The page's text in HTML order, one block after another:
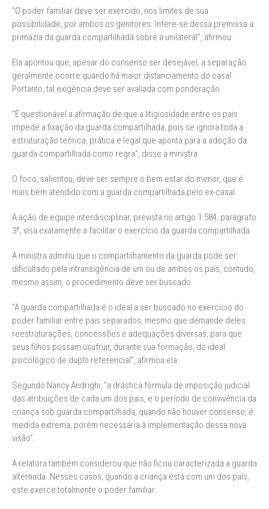
“O poder familiar deve ser exercido, nos limites de sua
possibilidade, por ambos os genitores. Infere-se dessa premissa a
primazia da guarda compartilhada sobre a unilateral”, afirmou.
Ela apontou que, apesar do consenso ser desejável, a separação
geralmente ocorre quando há maior distanciamento do casal.
Portanto, tal exigência deve ser avaliada com ponderação.
“É questionável a afirmação de que a litigiosidade entre os pais
impede a fixação da guarda compartilhada, pois se ignora toda a
estruturação teórica, prática e legal que aponta para a adoção da
guarda compartilhada como regra”, disse a ministra.
O foco, salientou, deve ser sempre o bem estar do menor, que é
mais bem atendido com a guarda compartilhada pelo ex-casal.
A ação de equipe interdisciplinar, prevista no artigo 1.584, parágrafo
3º, visa exatamente a facilitar o exercício da guarda compartilhada.
A ministra admitiu que o compartilhamento da guarda pode ser
dificultado pela intransigência de um ou de ambos os pais, contudo,
mesmo assim, o procedimento deve ser buscado.
“A guarda compartilhada é o ideal a ser buscado no exercício do
poder familiar entre pais separados, mesmo que demande deles
reestruturações, concessões e adequações diversas, para que
seus filhos possam usufruir, durante sua formação, do ideal
psicológico de duplo referencial”, afirmou ela.
Segundo Nancy Andrighi, “a drástica fórmula de imposição judicial
das atribuições de cada um dos pais, e o período de convivência da
criança sob guarda compartilhada, quando não houver consenso, é
medida extrema, porém necessária à implementação dessa nova
visão”.
A relatora também considerou que não ficou caracterizada a guarda
alternada. Nesses casos, quando a criança está com um dos pais,
este exerce totalmente o poder familiar.